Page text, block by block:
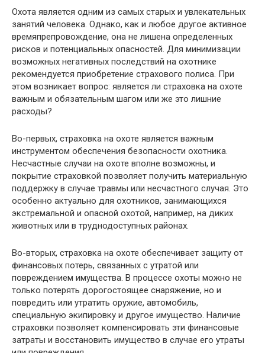
Охота является одним из самых старых и увлекательных
занятий человека. Однако, как и любое другое активное
времяпрепровождение, она не лишена определенных
рисков и потенциальных опасностей. Для минимизации
возможных негативных последствий на охотнике
рекомендуется приобретение страхового полиса. При
этом возникает вопрос: является ли страховка на охоте
важным и обязательным шагом или же это лишние
расходы?
Во-первых, страховка на охоте является важным
инструментом обеспечения безопасности охотника.
Несчастные случаи на охоте вполне возможны, и
покрытие страховкой позволяет получить материальную
поддержку в случае травмы или несчастного случая. Это
особенно актуально для охотников, занимающихся
экстремальной и опасной охотой, например, на диких
животных или в труднодоступных районах.
Во-вторых, страховка на охоте обеспечивает защиту от
финансовых потерь, связанных с утратой или
повреждением имущества. В процессе охоты можно не
только потерять дорогостоящее снаряжение, но и
повредить или утратить оружие, автомобиль,
специальную экипировку и другое имущество. Наличие
страховки позволяет компенсировать эти финансовые
затраты и восстановить имущество в случае его утраты